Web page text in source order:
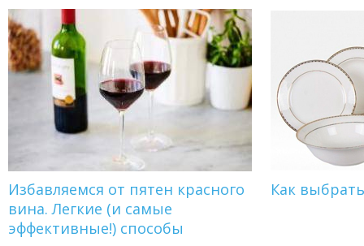
Избавляемся от пятен красного
вина. Легкие (и самые
эффективные!) способы
Как